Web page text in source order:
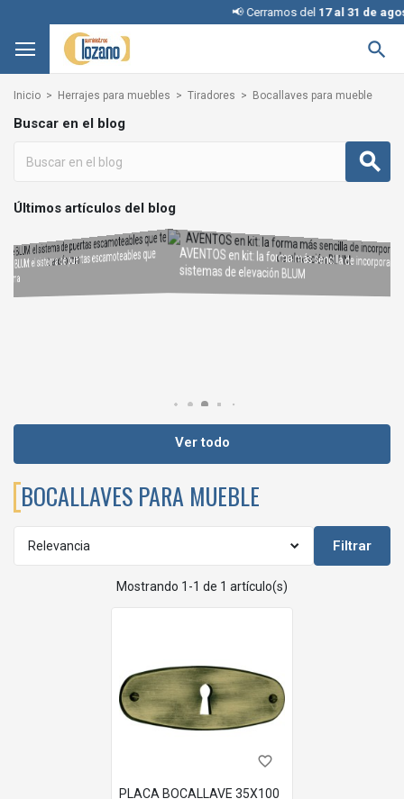
📢 Cerramos del17 al 31 de

Inicio Herrajes para muebles Tiradores Bocallaves para mueble
Buscar en el blog
Últimos artículos del blog
REVEGO de BLUM: el sistema de puertas escamoteables que
AVENTOS en kit: la forma más sencilla de incorporar
sistemas de elevación BLUM
Condena con llave: una solución inteligente y segura sin
Ver todo
BOCALLAVES PARA MUEBLE
Relevancia Filtrar
Mostrando 1-1 de 1 artículo(s)
favorite_border
PLACA BOCALLAVE 35X100